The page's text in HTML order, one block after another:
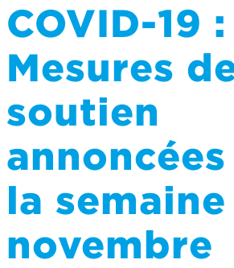
COVID-19 :
Mesures
soutien
la
novembre